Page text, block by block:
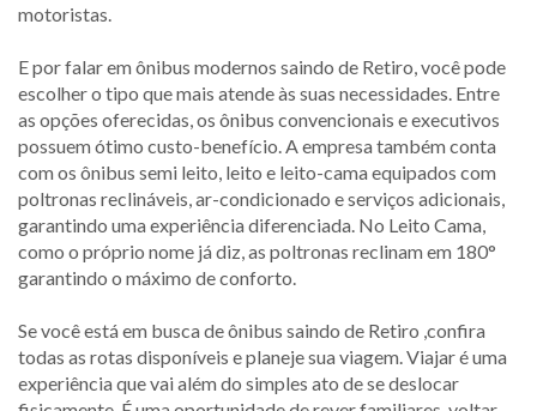
motoristas.
E por falar em ônibus modernos saindo de Retiro, você pode
escolher o tipo que mais atende às suas necessidades. Entre
as opções oferecidas, os ônibus convencionais e executivos
possuem ótimo custo-benefício. A empresa também conta
com os ônibus semi leito, leito e leito-cama equipados com
poltronas reclináveis, ar-condicionado e serviços adicionais,
garantindo uma experiência diferenciada. No Leito Cama,
como o próprio nome já diz, as poltronas reclinam em 180°
garantindo o máximo de conforto.
Se você está em busca de ônibus saindo de Retiro ,confira
todas as rotas disponíveis e planeje sua viagem. Viajar é uma
experiência que vai além do simples ato de se deslocar